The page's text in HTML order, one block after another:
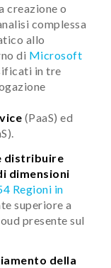
creazione o
complessa
allo
di Microsoft
in tre
(PaaS) ed
distribuire
dimensioni
Regioni in
superiore a
presente sul
della